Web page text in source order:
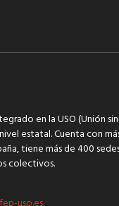
en la USO (Unión
estatal. Cuenta con
tiene más de 400
colectivos.